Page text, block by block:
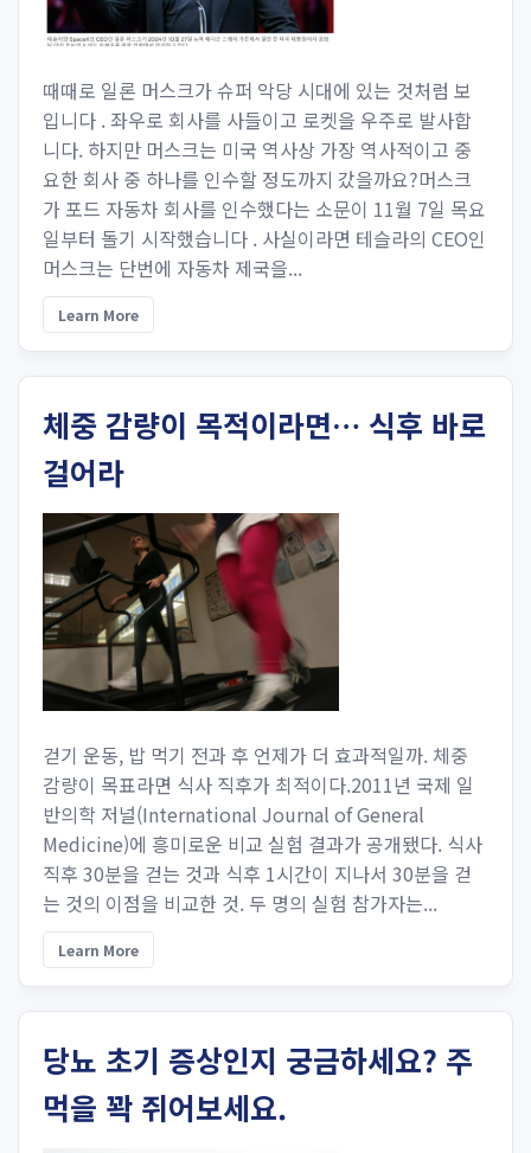
때때로 일론 머스크가 슈퍼 악당 시대에 있는 것처럼 보
입니다 . 좌우로 회사를 사들이고 로켓을 우주로 발사합
니다. 하지만 머스크는 미국 역사상 가장 역사적이고 중
요한 회사 중 하나를 인수할 정도까지 갔을까요?머스크
가 포드 자동차 회사를 인수했다는 소문이 11월 7일 목요
일부터 돌기 시작했습니다 . 사실이라면 테슬라의 CEO인
머스크는 단번에 자동차 제국을...
Learn More
체중 감량이 목적이라면… 식후 바로
걸어라
걷기 운동, 밥 먹기 전과 후 언제가 더 효과적일까. 체중
감량이 목표라면 식사 직후가 최적이다.2011년 국제 일
반의학 저널(International Journal of General
Medicine)에 흥미로운 비교 실험 결과가 공개됐다. 식사
직후 30분을 걷는 것과 식후 1시간이 지나서 30분을 걷
는 것의 이점을 비교한 것. 두 명의 실험 참가자는...
Learn More
당뇨 초기 증상인지 궁금하세요? 주
먹을 꽉 쥐어보세요.